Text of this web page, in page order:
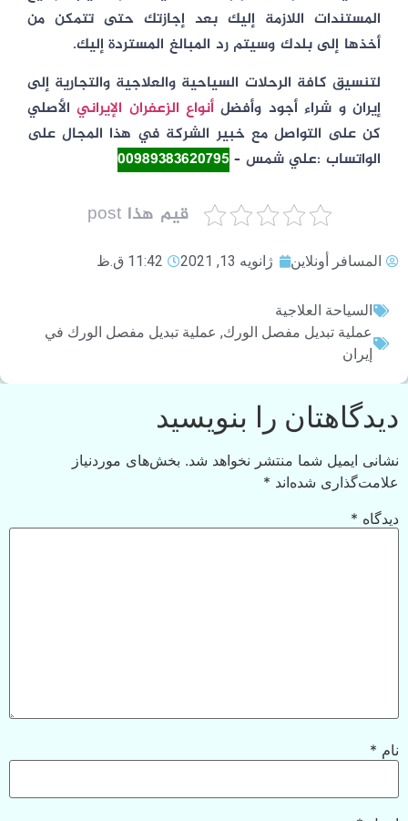
المستندات اللازمة إليك بعد إجازتك حتى تتمكن من
أخذها إلى بلدك وسيتم رد المبالغ المستردة إليك.
لتنسيق كافة الرحلات السياحية والعلاجية والتجارية إلى
إيران و شراء أجود وأفضل أنواع الزعفران الإيرانيالأصلي
كن على التواصل مع خبير الشركة في هذا المجال على
الواتساب :علي شمس – 00989383620795
قيم هذا post
المسافر أونلاين ژانویه 13, 2021 11:42 ق.ظ
السياحة العلاجية
عملية تبديل مفصل الورك, عملية تبديل مفصل الورك في
إيران
دیدگاهتان را بنویسید
نشانی ایمیل شما منتشر نخواهد شد. بخش‌های موردنیاز
علامت‌گذاری شده‌اند *
دیدگاه *
نام *